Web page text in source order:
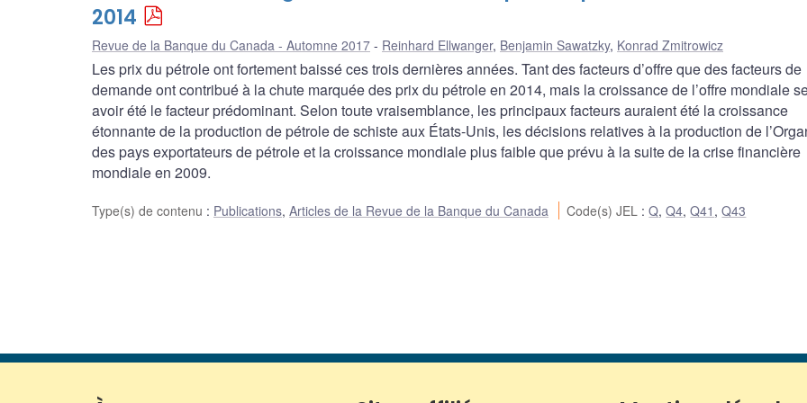
2014
Revue de la Banque du Canada - Automne 2017 Reinhard Ellwanger, Benjamin Sawatzky, Konrad Zmitrowicz
Les prix du pétrole ont fortement baissé ces trois dernières années. Tant des facteurs d’offre que des facteurs de
demande ont contribué à la chute marquée des prix du pétrole en 2014, mais la croissance de l’offre mondiale
avoir été le facteur prédominant. Selon toute vraisemblance, les principaux facteurs auraient été la croissance
étonnante de la production de pétrole de schiste aux États-Unis, les décisions relatives à la production de
des pays exportateurs de pétrole et la croissance mondiale plus faible que prévu à la suite de la crise financière
mondiale en 2009.
Type(s) de contenu : Publications, Articles de la Revue de la Banque du Canada Code(s) JEL :Q,Q4,Q41 ,Q43